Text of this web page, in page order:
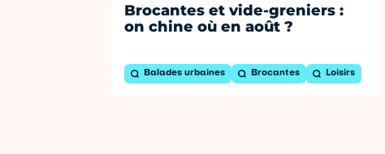
Brocantes et vide-greniers :
on chine où en août ?
Balades urbaines Brocantes Loisirs